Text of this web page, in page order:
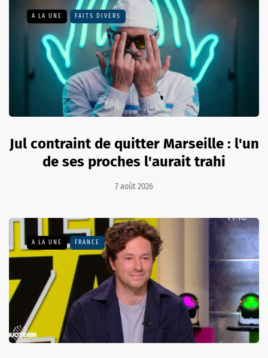
A LA UNE FAITS DIVERS
Jul contraint de quitter Marseille : l'un
de ses proches l'aurait trahi
7 août 2026
A LA UNE FRANCE